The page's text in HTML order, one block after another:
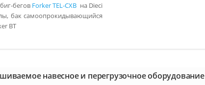
бегов Forker TEL-CXB на Dieci
бак самоопрокидывающийся
BT
навесное и перегрузочное оборудование